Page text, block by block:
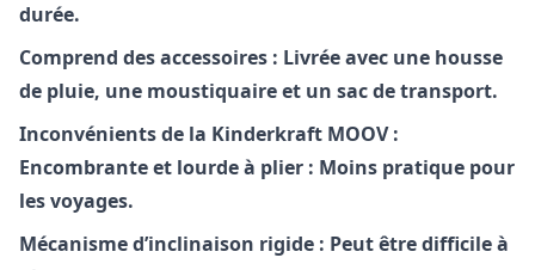
durée.
Comprend des accessoires : Livrée avec une housse
de pluie, une moustiquaire et un sac de transport.
Inconvénients de la Kinderkraft MOOV :
Encombrante et lourde à plier : Moins pratique pour
les voyages.
Mécanisme d’inclinaison rigide : Peut être difficile à